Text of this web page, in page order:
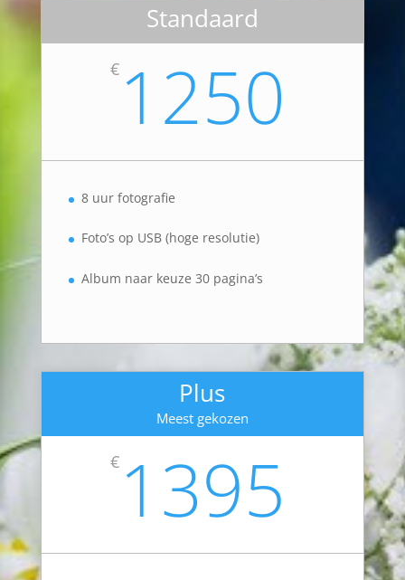
Standaard
€1250
8 uur fotografie
Foto’s op USB (hoge resolutie)
Album naar keuze 30 pagina’s
Plus
Meest gekozen
€1395